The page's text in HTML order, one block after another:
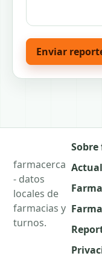
Enviar
farmacerca
- datos
locales de
farmacias y
turnos.